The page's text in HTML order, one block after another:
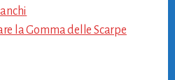
la Gomma delle Scarpe